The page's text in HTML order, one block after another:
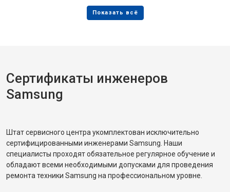
Сертификаты инженеров
Samsung
Штат сервисного центра укомплектован исключительно
сертифицированными инженерами Samsung. Наши
специалисты проходят обязательное регулярное обучение и
обладают всеми необходимыми допусками для проведения
ремонта техники Samsung на профессиональном уровне.